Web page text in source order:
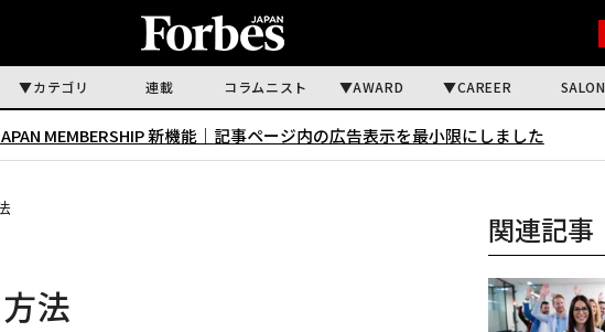
カテゴリ 連載 コラムニスト AWARD CAREER SALON
MEMBERSHIP 新機能｜ 記事ページ内の広告表示を最小限にしました
法
関連記事